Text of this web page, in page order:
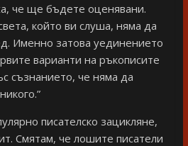
че ще бъдете оценявани.
който ви слуша, няма да
Именно затова уединението
варианти на ръкописите
съзнанието, че няма да
писателско зацикляне,
Смятам, че лошите писатели